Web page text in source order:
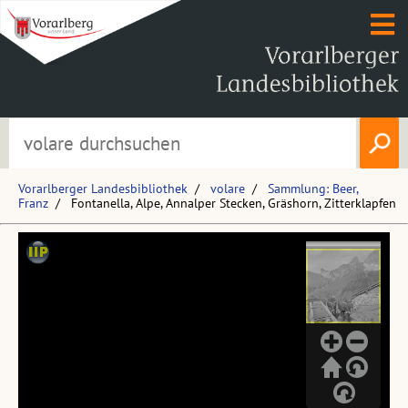
Vorarlberger Landesbibliothek volare
Sammlung: Beer,
Franz
Fontanella, Alpe, Annalper Stecken, Gräshorn, Zitterklapfen